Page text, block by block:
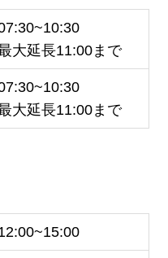
大延長11:00まで
大延長11:00まで